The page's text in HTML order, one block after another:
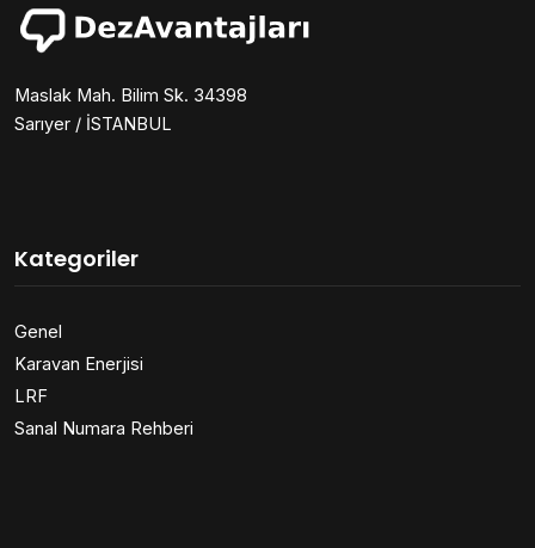
Maslak Mah. Bilim Sk. 34398
Sarıyer / İSTANBUL
Kategoriler
Genel
Karavan Enerjisi
LRF
Sanal Numara Rehberi